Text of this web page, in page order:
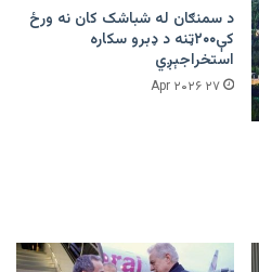
د سمنګان له شباشک کان نه ورځ
کې۲۰۰ټنه د ډبرو سکاره
استخراجېږي
۲۷ Apr ۲۰۲۶